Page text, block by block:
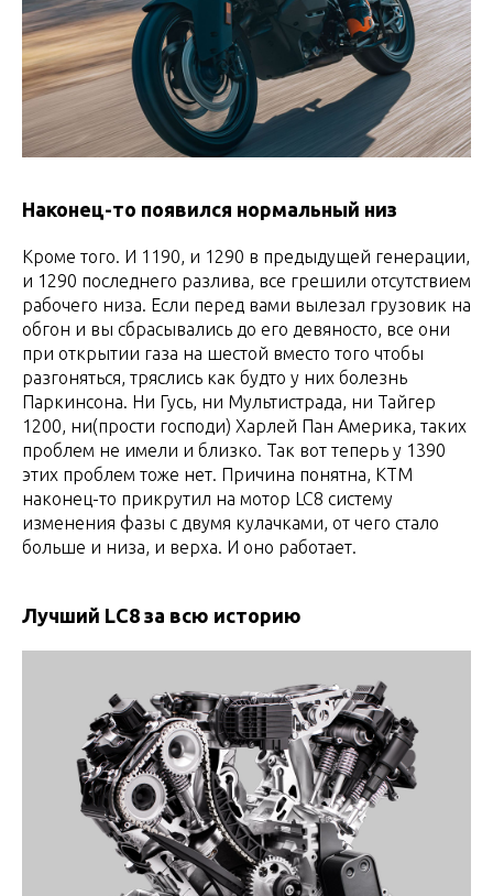
Наконец-то появился нормальный низ
Кроме того. И 1190, и 1290 в предыдущей генерации,
и 1290 последнего разлива, все грешили отсутствием
рабочего низа. Если перед вами вылезал грузовик на
обгон и вы сбрасывались до его девяносто, все они
при открытии газа на шестой вместо того чтобы
разгоняться, тряслись как будто у них болезнь
Паркинсона. Ни Гусь, ни Мультистрада, ни Тайгер
1200, ни(прости господи) Харлей Пан Америка, таких
проблем не имели и близко. Так вот теперь у 1390
этих проблем тоже нет. Причина понятна, КТМ
наконец-то прикрутил на мотор LC8 систему
изменения фазы с двумя кулачками, от чего стало
больше и низа, и верха. И оно работает.
Лучший LC8 за всю историю